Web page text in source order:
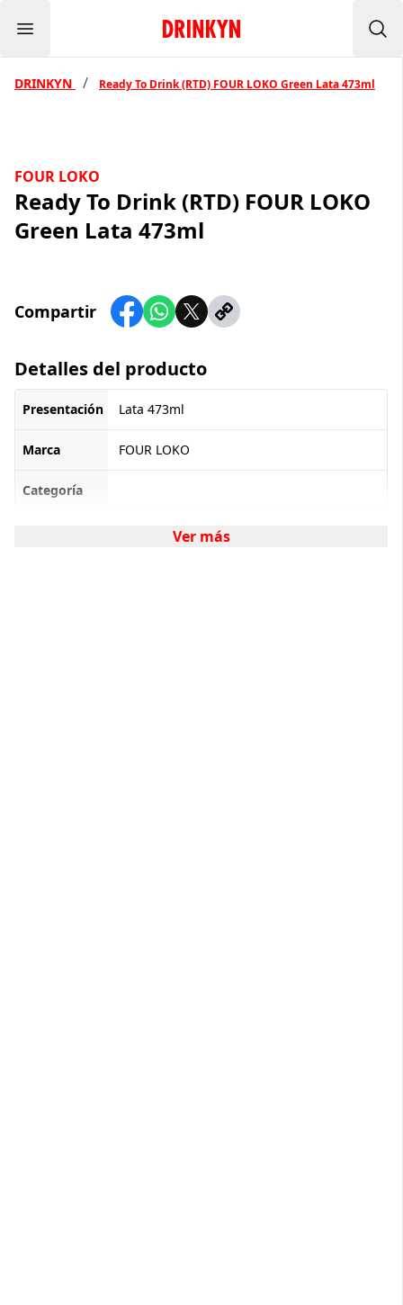
Menu Inicio Drinkyn
DRINKYN / Ready To Drink (RTD) FOUR LOKO Green Lata 473ml
FOUR LOKO
Ready To Drink (RTD) FOUR LOKO
Green Lata 473ml
Compartir
Detalles del producto
Presentación Lata 473ml
Marca FOUR LOKO
Categoría
Ver más